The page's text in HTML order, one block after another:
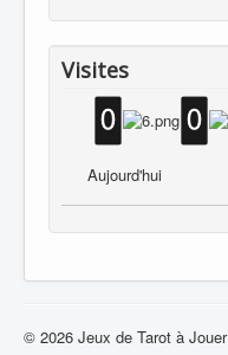
Visites
Aujourd'hui
© 2026 Jeux de Tarot à Jouer